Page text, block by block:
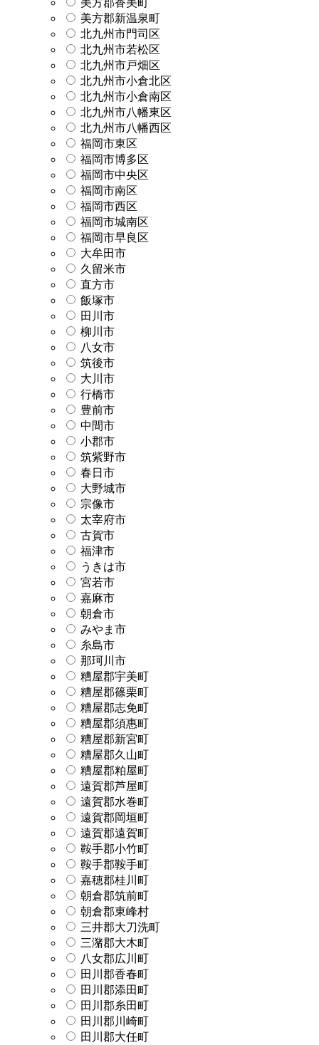
美方郡新温泉町
北九州市門司区
北九州市若松区
北九州市戸畑区
北九州市小倉北区
北九州市小倉南区
北九州市八幡東区
北九州市八幡西区
福岡市東区
福岡市博多区
福岡市中央区
福岡市南区
福岡市西区
福岡市城南区
福岡市早良区
大牟田市
久留米市
直方市
飯塚市
田川市
柳川市
八女市
筑後市
大川市
行橋市
豊前市
中間市
小郡市
筑紫野市
春日市
大野城市
宗像市
太宰府市
古賀市
福津市
うきは市
宮若市
嘉麻市
朝倉市
みやま市
糸島市
那珂川市
糟屋郡宇美町
糟屋郡篠栗町
糟屋郡志免町
糟屋郡須惠町
糟屋郡新宮町
糟屋郡久山町
糟屋郡粕屋町
遠賀郡芦屋町
遠賀郡水巻町
遠賀郡岡垣町
遠賀郡遠賀町
鞍手郡小竹町
鞍手郡鞍手町
嘉穂郡桂川町
朝倉郡筑前町
朝倉郡東峰村
三井郡大刀洗町
三潴郡大木町
八女郡広川町
田川郡香春町
田川郡添田町
田川郡糸田町
田川郡川崎町
田川郡大任町